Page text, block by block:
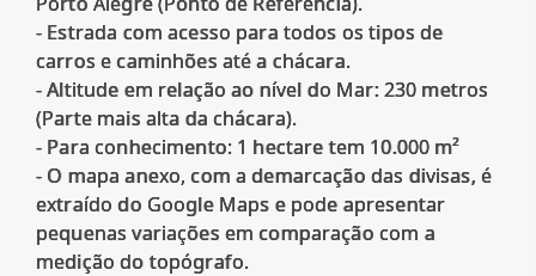
- Estrada com acesso para todos os tipos de
carros e caminhões até a chácara.
- Altitude em relação ao nível do Mar: 230 metros
(Parte mais alta da chácara).
- Para conhecimento: 1 hectare tem 10.000 m²
- O mapa anexo, com a demarcação das divisas, é
extraído do Google Maps e pode apresentar
pequenas variações em comparação com a
medição do topógrafo.